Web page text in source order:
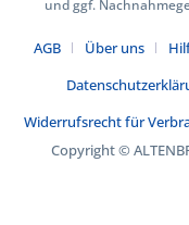
und ggf.
AGB Über uns
Widerrufsrecht für
Copyright ©